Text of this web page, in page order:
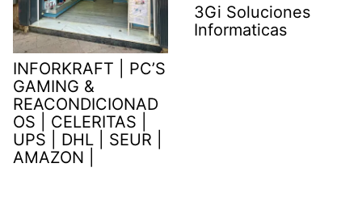
INFORKRAFT | PC’S
GAMING &
REACONDICIONAD
OS | CELERITAS |
UPS | DHL | SEUR |
AMAZON |
3Gi Soluciones
Informaticas